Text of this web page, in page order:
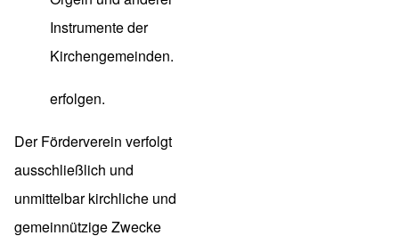
Instrumente der
Kirchengemeinden.
erfolgen.
Der Förderverein verfolgt
ausschließlich und
unmittelbar kirchliche und
gemeinnützige Zwecke